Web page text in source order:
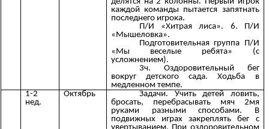
каждой команды пытается запятнать
последнего игрока.
П/И «Хитрая лиса». 6. П/И
«Мышеловка».
Подготовительная группа П/И
«Мы веселые ребята» (с
усложнением).
3ч. Оздоровительный бег
вокруг детского сада. Ходьба в
медленном темпе.
1-2
нед.
Октябрь
Задачи. Учить детей ловить,
бросать, перебрасывать мяч 2мя
руками разными способами. В
подвижных играх закреплять бег с